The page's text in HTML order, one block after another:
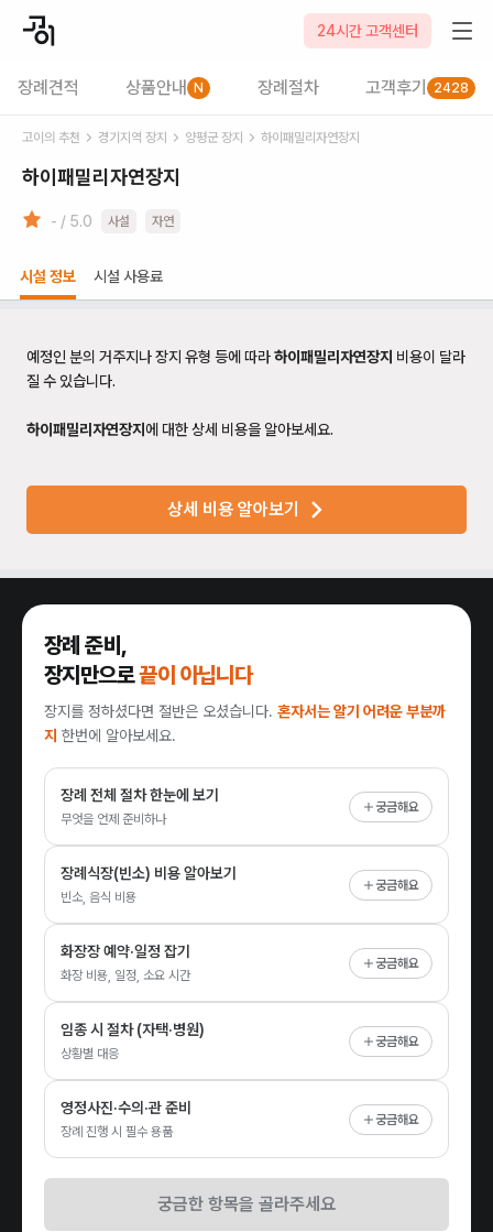
24시간 고객센터
장례견적 상품안내 N 장례절차 고객후기 2428
고이의 추천 경기 지역 장지 양평군 장지 하이패밀리자연장지
하이패밀리자연장지
- / 5.0 사설 자연
시설 정보 시설 사용료
예정인 분의 거주지나 장지 유형 등에 따라하이패밀리자연장지 비용이 달라
질 수 있습니다.
하이패밀리자연장지에 대한 상세 비용을 알아보세요.
상세 비용 알아보기
장례 준비,
장지만으로끝이 아닙니다
장지를 정하셨다면 절반은 오셨습니다. 혼자서는 알기 어려운 부분까
지 한번에 알아보세요.
장례 전체 절차 한눈에 보기
무엇을 언제 준비하나
궁금해요
장례식장(빈소) 비용 알아보기
빈소, 음식 비용
궁금해요
화장장 예약·일정 잡기
화장 비용, 일정, 소요 시간
궁금해요
임종 시 절차 (자택·병원)
상황별 대응
궁금해요
영정사진·수의·관 준비
장례 진행 시 필수 용품
궁금해요
궁금한 항목을 골라주세요